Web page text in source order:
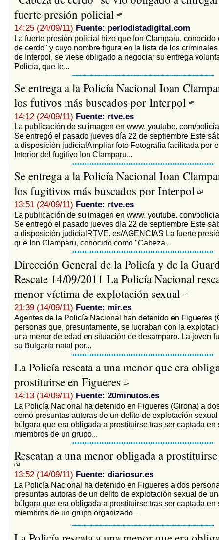
fuerte presión policial
14:25 (24/09/11) Fuente: periodistadigital.com
La fuerte presión policial hizo que Ion Clamparu, conocido
de cerdo" y cuyo nombre figura en la lista de los
de Interpol, se viese obligado a negociar su entrega
Policía, que le...
Se entrega a la Policía Nacional Ioan
los futivos más buscados por Interpol
14:12 (24/09/11) Fuente: rtve.es
La publicación de su imagen en www. youtube. com/
Se entregó el pasado jueves día 22 de septiembre Este
a disposición judicialAmpliar foto Fotografía facilitada por
Interior del fugitivo Ion Clamparu...
Se entrega a la Policía Nacional Ioan
los fugitivos más buscados por Interpol
13:51 (24/09/11) Fuente: rtve.es
La publicación de su imagen en www. youtube. com/
Se entregó el pasado jueves día 22 de septiembre Este
a disposición judicialRTVE. es/AGENCIAS La fuerte
que Ion Clamparu, conocido como "Cabeza...
Dirección General de la Policía y de la
Rescate 14/09/2011 La Policía Nacional
menor víctima de explotación sexual
21:39 (14/09/11) Fuente: mir.es
Agentes de la Policía Nacional han detenido en Figueres
personas que, presuntamente, se lucraban con la
una menor de edad en situación de desamparo. La joven
su Bulgaria natal por...
La Policía rescata a una menor que era
prostituirse en Figueres
14:13 (14/09/11) Fuente: 20minutos.es
La Policía Nacional ha detenido en Figueres (Girona) a
como presuntas autoras de un delito de explotación
búlgara que era obligada a prostituirse tras ser captada en
miembros de un grupo...
Rescatan a una menor obligada a
13:52 (14/09/11) Fuente: diariosur.es
La Policía Nacional ha detenido en Figueres a dos
presuntas autoras de un delito de explotación sexual de
búlgara que era obligada a prostituirse tras ser captada en
miembros de un grupo organizado...